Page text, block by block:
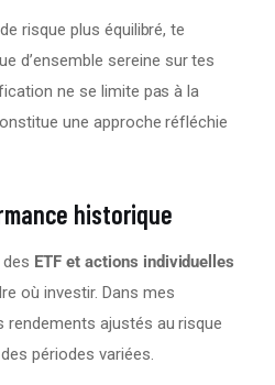
risque plus équilibré, te
d’ensemble sereine sur tes
ne se limite pas à la
une approche réfléchie
historique
ETF et actions individuelles
où investir. Dans mes
rendements ajustés au risque
périodes variées.